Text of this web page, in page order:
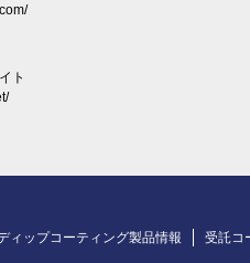
ト
ィップコーティング製品情報 受託コ